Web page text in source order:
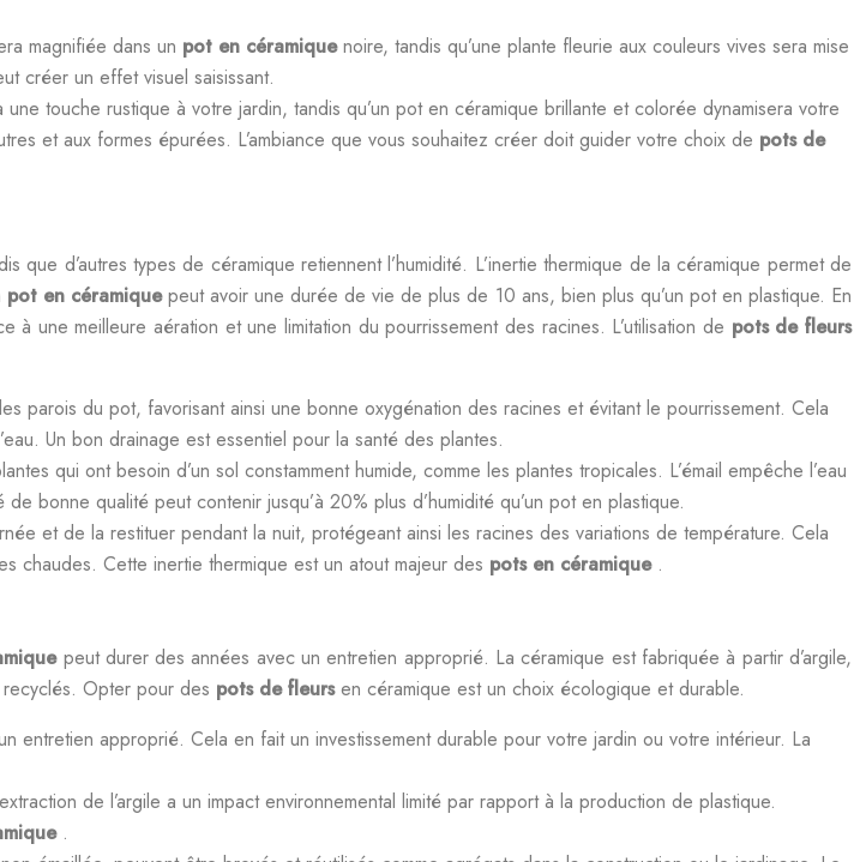
magnifiée dans un pot en céramiquenoire, tandis qu’une plante fleurie aux couleurs vives sera mise
créer un effet visuel saisissant.
touche rustique à votre jardin, tandis qu’un pot en céramique brillante et colorée dynamisera votre
et aux formes épurées. L’ambiance que vous souhaitez créer doit guider votre choix de pots de
d’autres types de céramique retiennent l’humidité. L’inertie thermique de la céramique permet de
pot en céramiquepeut avoir une durée de vie de plus de 10 ans, bien plus qu’un pot en plastique. En
à une meilleure aération et une limitation du pourrissement des racines. L’utilisation de pots de fleurs
parois du pot, favorisant ainsi une bonne oxygénation des racines et évitant le pourrissement. Cela
Un bon drainage est essentiel pour la santé des plantes.
qui ont besoin d’un sol constamment humide, comme les plantes tropicales. L’émail empêche l’eau
bonne qualité peut contenir jusqu’à 20% plus d’humidité qu’un pot en plastique.
et de la restituer pendant la nuit, protégeant ainsi les racines des variations de température. Cela
chaudes. Cette inertie thermique est un atout majeur des pots en céramique .
peut durer des années avec un entretien approprié. La céramique est fabriquée à partir d’argile,
Opter pour des pots de fleursen céramique est un choix écologique et durable.
approprié. Cela en fait un investissement durable pour votre jardin ou votre intérieur. La
de l’argile a un impact environnemental limité par rapport à la production de plastique.
.